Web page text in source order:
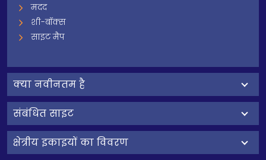
मदद
शी-बॉक्स
साइट मैप
क्‍या नवीनतम है
संबंधित साइट
क्षेत्रीय इकाइयों का विवरण